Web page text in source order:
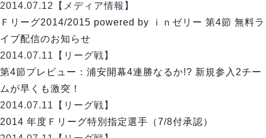
選手の通算記録（Ｆ２）
ヴォスクオーレ仙台
マルバ水戸FC
リガーレヴィア葛飾
Y．S．C．C．横浜
ヴィンセドール白山
アグレミーナ浜松
デウソン神戸
2014.07.12
【メディア情報】
Ｆリーグ2014/2015 powered by ｉｎゼリー 第4節 無料ラ
イブ配信のお知らせ
2014.07.11
【リーグ戦】
第4節プレビュー：浦安開幕4連勝なるか!? 新規参入2チー
ムが早くも激突！
2014.07.11
【リーグ戦】
2014 年度Ｆリーグ特別指定選手（7/8付承認）